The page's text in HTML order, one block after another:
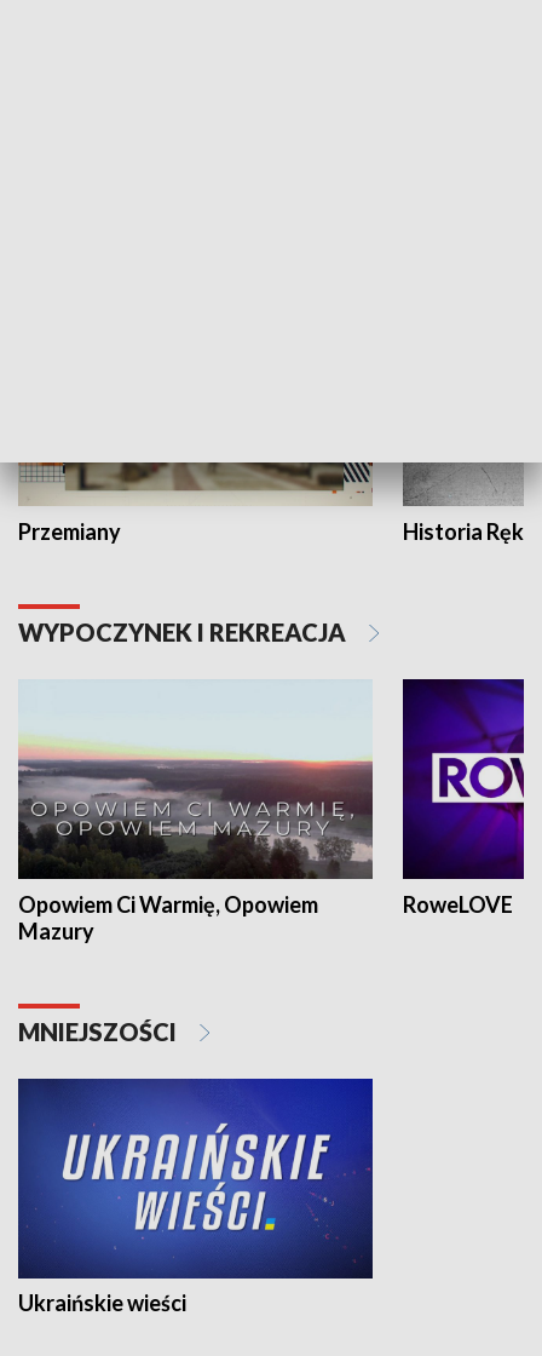
Przemiany Historia Ręką
WYPOCZYNEK I REKREACJA
Opowiem Ci Warmię, Opowiem
Mazury
RoweLOVE
MNIEJSZOŚCI
Ukraińskie wieści